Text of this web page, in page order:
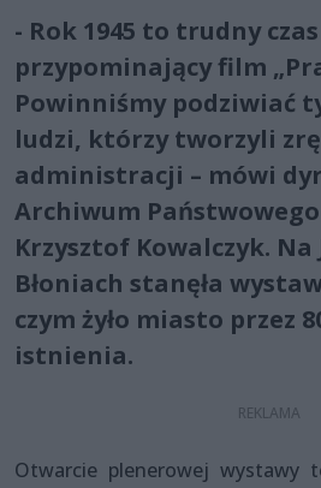
- Rok 1945 to trudny
przypominający film
Powinniśmy podziwiać
ludzi, którzy tworzyli
administracji – mówi
Archiwum Państwowego
Krzysztof Kowalczyk. Na
Błoniach stanęła
czym żyło miasto przez
istnienia.
Otwarcie plenerowej wystawy